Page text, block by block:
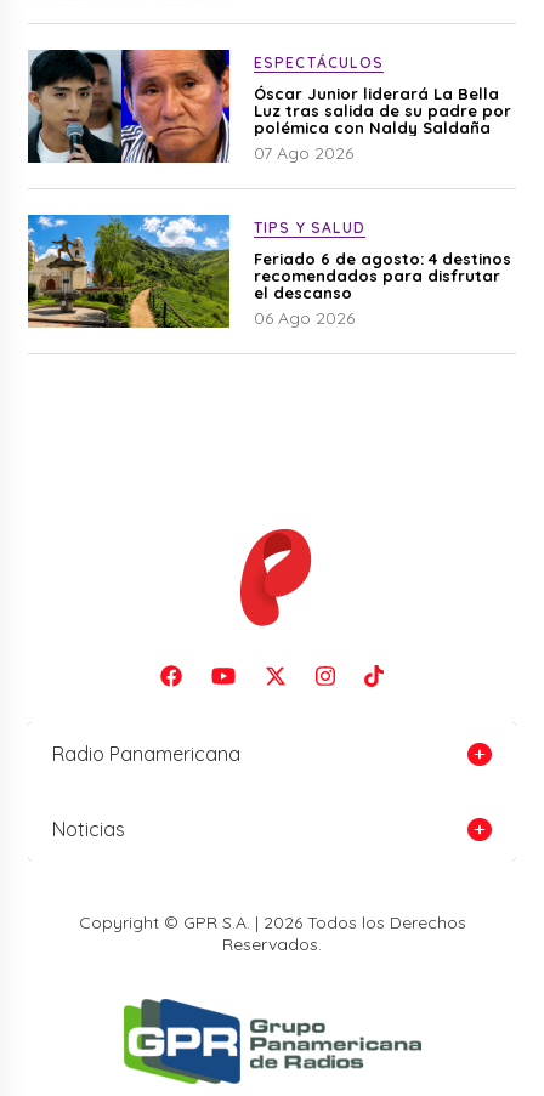
ESPECTÁCULOS
Óscar Junior liderará La Bella
Luz tras salida de su padre por
polémica con Naldy Saldaña
07 Ago 2026
TIPS Y SALUD
Feriado 6 de agosto: 4 destinos
recomendados para disfrutar
el descanso
06 Ago 2026
Radio Panamericana
Noticias
Copyright © GPR S.A. | 2026 Todos los Derechos
Reservados.